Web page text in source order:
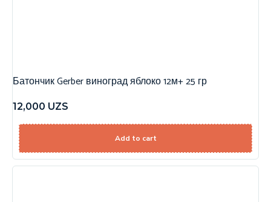
Батончик Gerber виноград яблоко 12м+ 25 гр
12,000 UZS
Add to cart